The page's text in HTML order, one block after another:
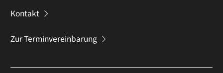
Kontakt
Zur Terminvereinbarung